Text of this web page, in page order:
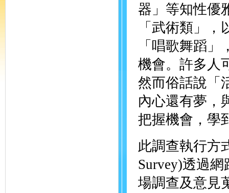
器」等知性優
「武術類」
「唱歌舞蹈
機會。許多人
然而俗話說「
內心還有夢，
把握機會，學
此調查執行方
Survey)透過
場調查及意見